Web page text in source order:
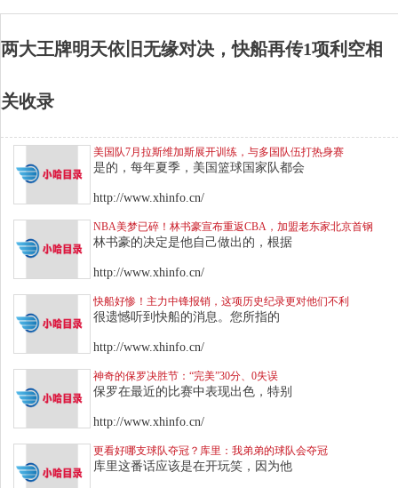
两大王牌明天依旧无缘对决，快船再传1项利空相
关收录
美国队7月拉斯维加斯展开训练，与多国队伍打热身赛
是的，每年夏季，美国篮球国家队都会
http://www.xhinfo.cn/
NBA美梦已碎！林书豪宣布重返CBA，加盟老东家北京首钢
林书豪的决定是他自己做出的，根据
http://www.xhinfo.cn/
快船好惨！主力中锋报销，这项历史纪录更对他们不利
很遗憾听到快船的消息。您所指的
http://www.xhinfo.cn/
神奇的保罗决胜节：“完美”30分、0失误
保罗在最近的比赛中表现出色，特别
http://www.xhinfo.cn/
更看好哪支球队夺冠？库里：我弟弟的球队会夺冠
库里这番话应该是在开玩笑，因为他